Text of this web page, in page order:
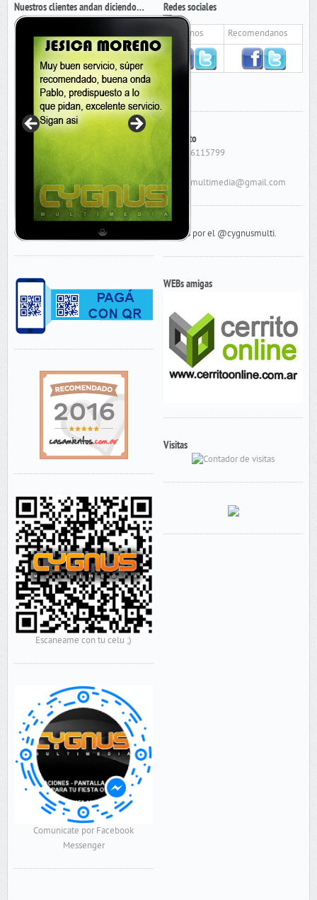
Nuestros clientes andan diciendo…
Escaneame con tu celu ;)
Comunicate por Facebook
Messenger
Redes sociales
Seguinos Recomendanos
Contacto
Cel: 156115799
cygnusmultimedia@gmail.com
Tweets por el @cygnusmulti.
WEBs amigas
Visitas